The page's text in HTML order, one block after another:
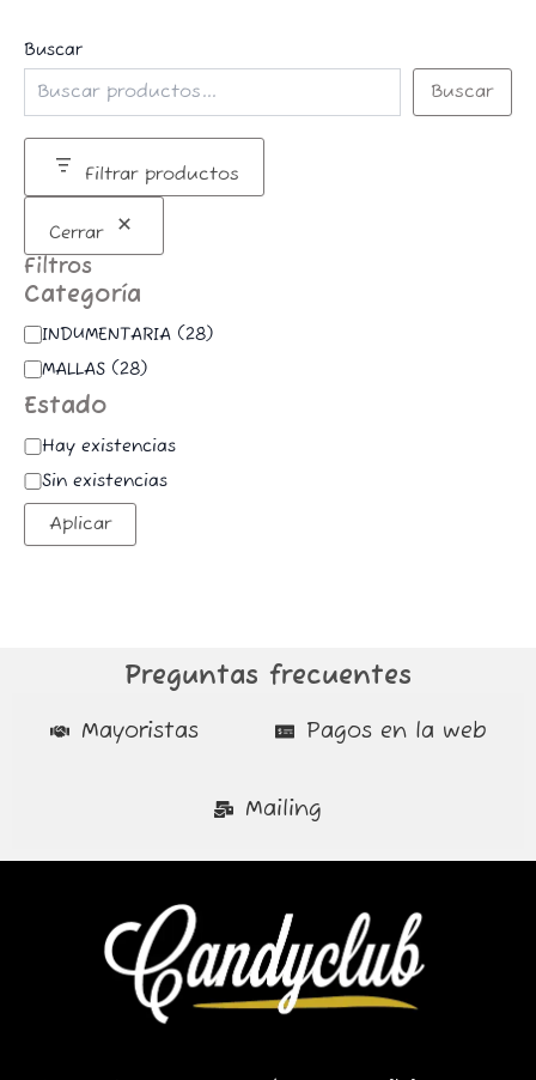
Buscar
Buscar
Filtrar productos
Cerrar
Filtros
Categoría
INDUMENTARIA (28)
MALLAS (28)
Estado
Hay existencias
Sin existencias
Aplicar
Preguntas frecuentes
Mayoristas Pagos en la web
Mailing